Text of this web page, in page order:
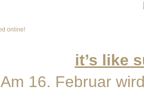
online!
it’s like
16. Februar